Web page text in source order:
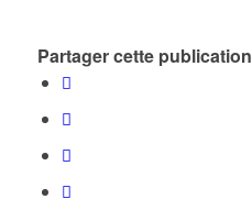
Partager cette publication